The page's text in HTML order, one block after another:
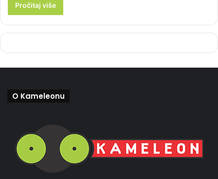
Pročitaj više
O Kameleonu